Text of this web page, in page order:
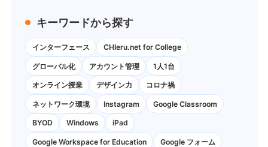
キーワードから探す
インターフェース CHIeru.net for College
グローバル化 アカウント管理 1人1台
オンライン授業 デザイン力 コロナ禍
ネットワーク環境 Instagram Google Classroom
BYOD Windows iPad
Google Workspace for Education Google フォーム